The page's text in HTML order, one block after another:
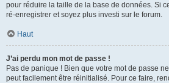
pour réduire la taille de la base de données. Si
ré-enregistrer et soyez plus investi sur le forum.
Haut
J’ai perdu mon mot de passe !
Pas de panique ! Bien que votre mot de passe
peut facilement être réinitialisé. Pour ce faire,